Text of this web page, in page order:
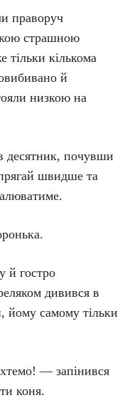
праворуч
страшною
тільки кількома
й
низкою на
почувши
швидше та
й гостро
дивився в
йому самому тільки
— запінився
коня.